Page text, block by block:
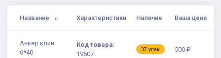
Название Характеристики Наличие Ваша цена
Анкер клин
6*40
Код товара:
19507
37 упак 500 ₽